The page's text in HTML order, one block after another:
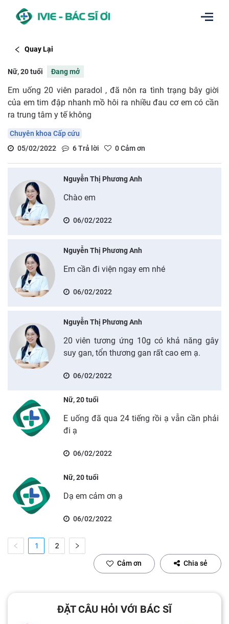
Quay Lại
Nữ, 20 tuổi Đang mở
Em uống 20 viên paradol , đã nôn ra tình trạng bây giời
của em tim đập nhanh mồ hôi ra nhiều đau cơ em có cần
ra trung tâm y tế không
Chuyên khoa Cấp cứu
05/02/2022
6Trả lời 0Cảm ơn
Nguyễn Thị Phương Anh
Chào em
06/02/2022
Nguyễn Thị Phương Anh
Em cần đi viện ngay em nhé
06/02/2022
Nguyễn Thị Phương Anh
20 viên tương ứng 10g có khả năng gây
suy gan, tổn thương gan rất cao em ạ.
06/02/2022
Nữ, 20 tuổi
E uống đã qua 24 tiếng rồi ạ vẫn cần phải
đi ạ
06/02/2022
Nữ, 20 tuổi
Dạ em cảm ơn ạ
06/02/2022
1 2
Cảm ơn Chia sẻ
ĐẶT CÂU HỎI VỚI BÁC SĨ